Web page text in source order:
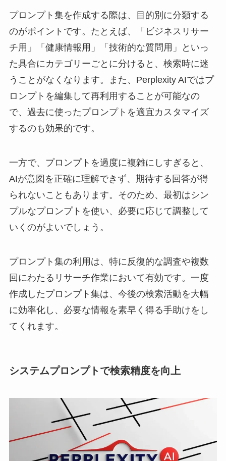
プロンプト集を作成する際は、目的別に分類する
のがポイントです。たとえば、「ビジネスリサー
チ用」「健康情報用」「技術的な質問用」といっ
た具合にカテゴリーごとに分けると、検索時に迷
うことがなくなります。また、Perplexity AIではプ
ロンプトを編集して再利用することが可能なの
で、過去に使ったプロンプトを適宜カスタマイズ
するのも効果的です。
一方で、プロンプトを過度に複雑にしすぎると、
AIが意図を正確に理解できず、期待する回答が得
られないこともあります。そのため、最初はシン
プルなプロンプトを使い、必要に応じて調整して
いくのがよいでしょう。
プロンプト集の利用は、特に反復的な調査や複数
回にわたるリサーチ作業において有効です。一度
作成したプロンプト集は、今後の検索活動を大幅
に効率化し、必要な情報を素早く得る手助けをし
てくれます。
システムプロンプトで検索精度を向上